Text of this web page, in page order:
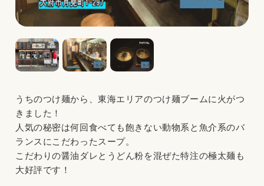
うちのつけ麺から、東海エリアのつけ麺ブームに火がつ
きました！
人気の秘密は何回食べても飽きない動物系と魚介系のバ
ランスにこだわったスープ。
こだわりの醤油ダレとうどん粉を混ぜた特注の極太麺も
大好評です！